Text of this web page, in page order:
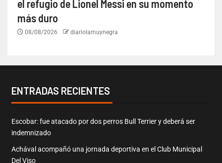
el refugio de Lionel Messi en su momento
más duro
08/08/2026 diariolamuynegra
ENTRADAS RECIENTES
Escobar: fue atacado por dos perros Bull Terrier y deberá ser
indemnizado
Achával acompañó una jornada deportiva en el Club Municipal
Del Viso